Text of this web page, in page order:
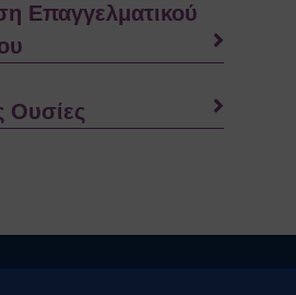
Eπαγγελματικού
Ουσίες